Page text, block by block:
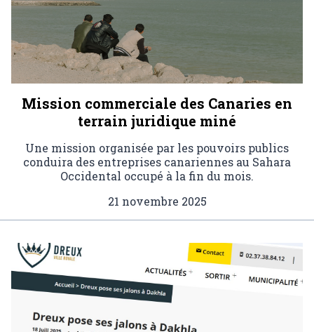
Mission commerciale des Canaries en
terrain juridique miné
Une mission organisée par les pouvoirs publics
conduira des entreprises canariennes au Sahara
Occidental occupé à la fin du mois.
21 novembre 2025